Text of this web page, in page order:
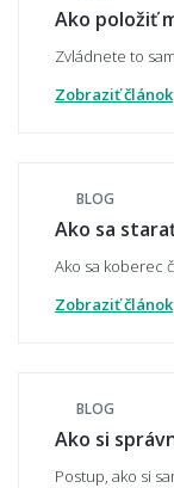
Čo znamená
koberca?
Aký typ
alebo
Je
Ako položiť
Zvládnete to
Zobraziť článok
BLOG
Ako sa
Ako sa koberec
Zobraziť článok
BLOG
Ako si
Postup, ako si